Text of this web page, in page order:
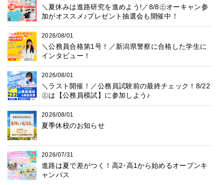
＼夏休みは進路研究を進めよう!／8/8㊏オーキャン参
加がオススメ♪プレゼント抽選会も開催中！
2026/08/01
＼公務員合格第1号！／新潟県警察に合格した学生に
インタビュー！
2026/08/01
＼ラスト開催！／公務員試験前の最終チェック！8/22
㊏は【公務員模試】に参加しよう♪
2026/08/01
夏季休校のお知らせ
2026/07/31
進路は夏で差がつく！高2･高1から始めるオープンキ
ャンパス